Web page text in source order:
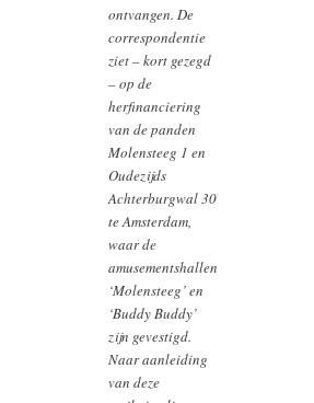
ontvangen. De
correspondentie
ziet – kort gezegd
– op de
herfinanciering
van de panden
Molensteeg 1 en
Oudezijds
Achterburgwal 30
te Amsterdam,
waar de
amusementshallen
‘Molensteeg’ en
‘Buddy Buddy’
zijn gevestigd.
Naar aanleiding
van deze